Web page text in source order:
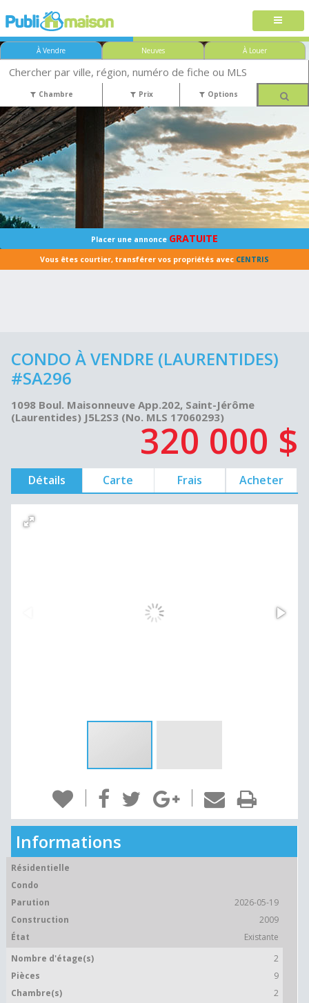
À Vendre Neuves À Louer
Chambre Prix Options
Placer une annonce GRATUITE
Vous êtes courtier, transférer vos propriétés avec CENTRIS
CONDO À VENDRE (LAURENTIDES)
#SA296
1098 Boul. Maisonneuve App.202, Saint-Jérôme
(Laurentides) J5L2S3 (No. MLS 17060293)
320 000 $
Détails Carte Frais Acheter
Informations
Résidentielle
Condo
Parution
2026-05-19
Construction
2009
État
Existante
Nombre d'étage(s)
2
Pièces
9
Chambre(s)
2